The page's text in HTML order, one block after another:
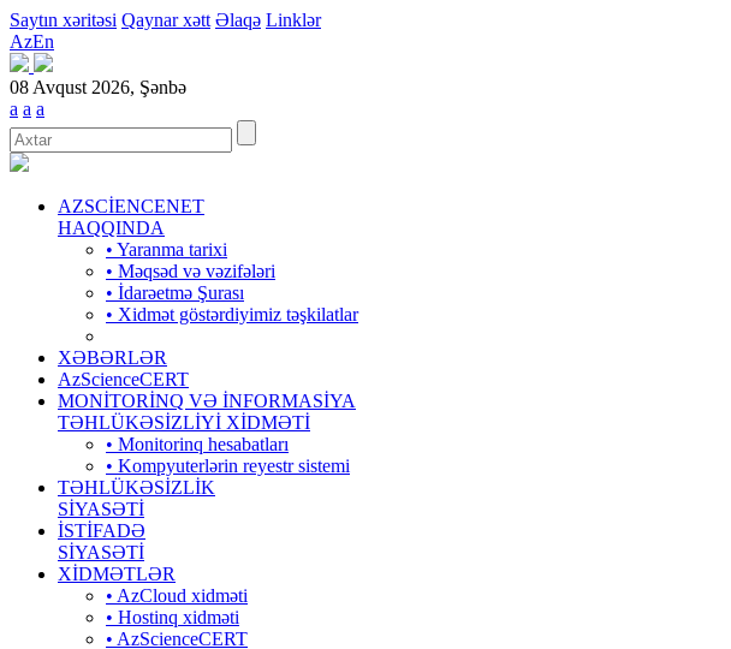
Saytın xəritəsi Qaynar xətt Əlaqə Linklər
AzEn
08 Avqust 2026, Şənbə
a a a
AZSCİENCENET
HAQQINDA
• Yaranma tarixi
• Məqsəd və vəzifələri
• İdarəetmə Şurası
• Xidmət göstərdiyimiz təşkilatlar
XƏBƏRLƏR
AzScienceCERT
MONİTORİNQ VƏ İNFORMASİYA
TƏHLÜKƏSİZLİYİ XİDMƏTİ
• Monitorinq hesabatları
• Kompyuterlərin reyestr sistemi
TƏHLÜKƏSİZLİK
SİYASƏTİ
İSTİFADƏ
SİYASƏTİ
XİDMƏTLƏR
• AzCloud xidməti
• Hostinq xidməti
• AzScienceCERT